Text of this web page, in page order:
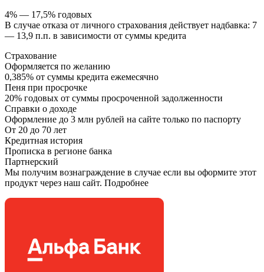
4% — 17,5% годовых
В случае отказа от личного страхования действует надбавка: 7
— 13,9 п.п. в зависимости от суммы кредита
Страхование
Оформляется по желанию
0,385% от суммы кредита ежемесячно
Пеня при просрочке
20% годовых от суммы просроченной задолженности
Справки о доходе
Оформление до 3 млн рублей на сайте только по паспорту
От 20 до 70 лет
Кредитная история
Прописка в регионе банка
Партнерский
Мы получим вознаграждение в случае если вы оформите этот
продукт через наш сайт. Подробнее